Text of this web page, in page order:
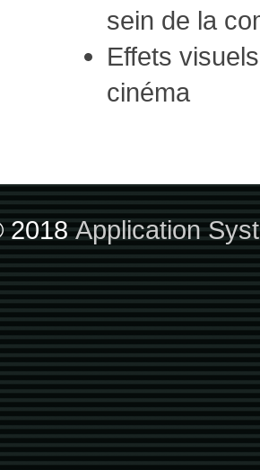
sein de la
Effets
cinéma
2018Application